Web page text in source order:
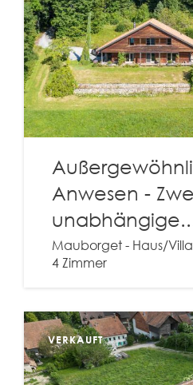
Anwesen -
Mauborget - Haus/Villa
4 Zimmer
VERKAUFT